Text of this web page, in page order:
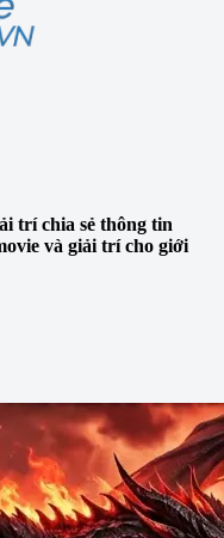
trí chia sẻ thông tin
và giải trí cho giới